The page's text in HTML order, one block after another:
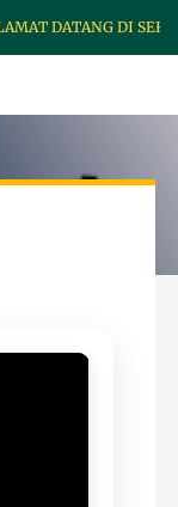
DATANG DI